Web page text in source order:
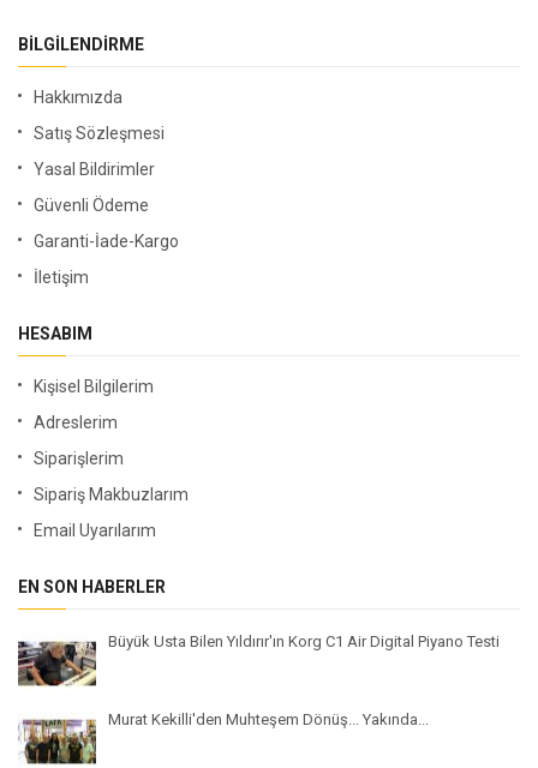
BILGILENDIRME
Hakkımızda
Satış Sözleşmesi
Yasal Bildirimler
Güvenli Ödeme
Garanti-İade-Kargo
İletişim
HESABIM
Kişisel Bilgilerim
Adreslerim
Siparişlerim
Sipariş Makbuzlarım
Email Uyarılarım
EN SON HABERLER
Büyük Usta Bilen Yıldırır'ın Korg C1 Air Digital Piyano Testi
Murat Kekilli'den Muhteşem Dönüş... Yakında...